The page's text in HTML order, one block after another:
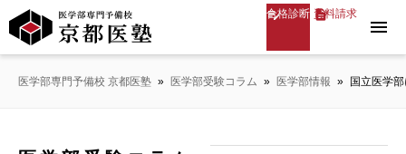
合格診断 資料請求
menu
医学部専門予備校 京都医塾 » 医学部受験コラム » 医学部情報 » 国立医学